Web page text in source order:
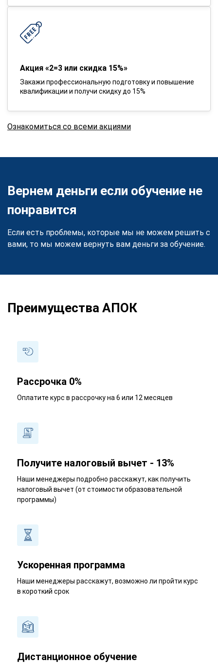
Акция «2=3 или скидка 15%»
Закажи профессиональную подготовку и повышение
квалификации и получи скидку до 15%
Ознакомиться со всеми акциями
Вернем деньги если обучение не
понравится
Если есть проблемы, которые мы не можем решить с
вами, то мы можем вернуть вам деньги за обучение.
Преимущества АПОК
Рассрочка 0%
Оплатите курс в рассрочку на 6 или 12 месяцев
Получите налоговый вычет - 13%
Наши менеджеры подробно расскажут, как получить
налоговый вычет (от стоимости образовательной
программы)
Ускоренная программа
Наши менеджеры расскажут, возможно ли пройти курс
в короткий срок
Дистанционное обучение